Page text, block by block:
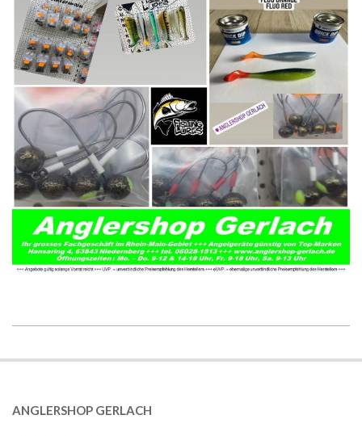
11-
ANGLERSHOP GERLACH